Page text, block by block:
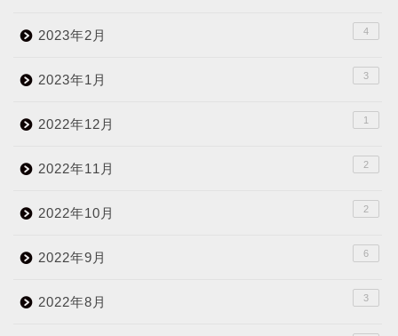
2023年2月 4
2023年1月 3
2022年12月 1
2022年11月 2
2022年10月 2
2022年9月 6
2022年8月 3